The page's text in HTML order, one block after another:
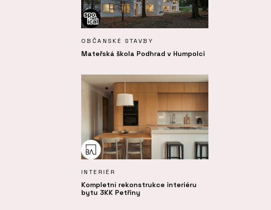
OBČANSKÉ STAVBY
Mateřská škola Podhrad v Humpolci
INTERIÉR
Kompletní rekonstrukce interiéru
bytu 3KK Petřiny